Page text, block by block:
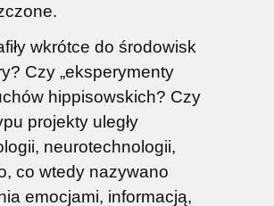
zł
55,00 zł
cena: 41,25 zł
koszyka
wkrótce do środowisk
Czy „eksperymenty
hippisowskich? Czy
projekty uległy
neurotechnologii,
co wtedy nazywano
emocjami, informacją,